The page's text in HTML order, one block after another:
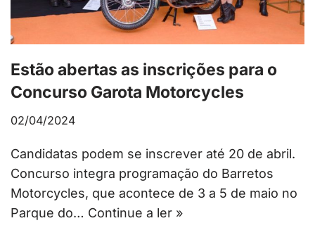
Estão abertas as inscrições para o
Concurso Garota Motorcycles
02/04/2024
Candidatas podem se inscrever até 20 de abril.
Concurso integra programação do Barretos
Motorcycles, que acontece de 3 a 5 de maio no
Parque do… Continue a ler »